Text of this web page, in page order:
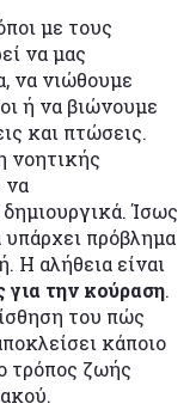
με τους
να μας
να νιώθουμε
ή να βιώνουμε
και πτώσεις.
νοητικής
να
Ίσως
πρόβλημα
Η αλήθεια είναι
για την κούραση.
του πώς
κάποιο
τρόπος ζωής